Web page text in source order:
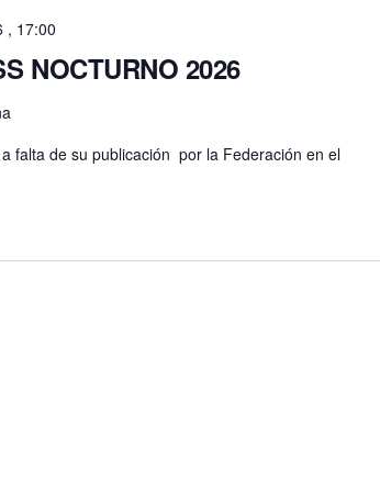
NOCTURNO 2026
, 17:00
falta de su publicación por la Federación en el